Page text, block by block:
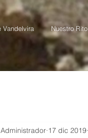
Vandelvira Nuestro Rito
Administrador 17 dic 2019